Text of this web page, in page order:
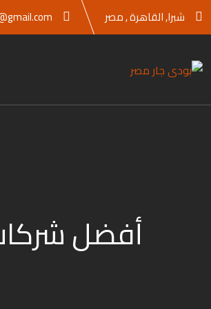
Skip شبرا, القاهرة , مصر
أفضل شركات